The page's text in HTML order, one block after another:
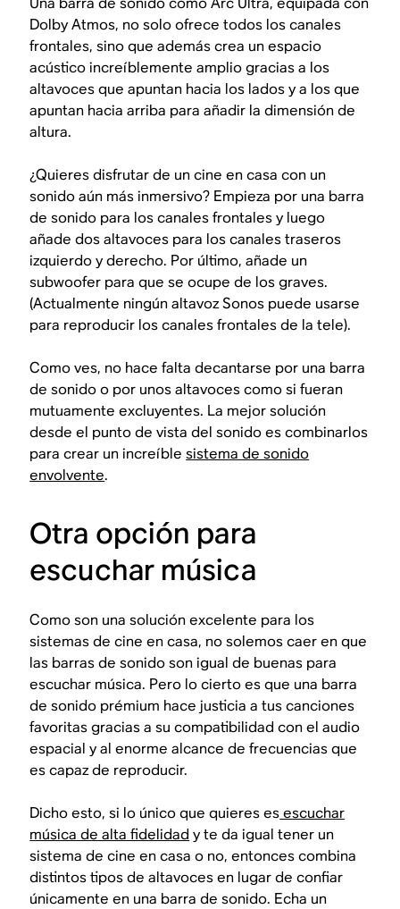
Dolby Atmos, no solo ofrece todos los canales
frontales, sino que además crea un espacio
acústico increíblemente amplio gracias a los
altavoces que apuntan hacia los lados y a los que
apuntan hacia arriba para añadir la dimensión de
altura.
¿Quieres disfrutar de un cine en casa con un
sonido aún más inmersivo? Empieza por una barra
de sonido para los canales frontales y luego
añade dos altavoces para los canales traseros
izquierdo y derecho. Por último, añade un
subwoofer para que se ocupe de los graves.
(Actualmente ningún altavoz Sonos puede usarse
para reproducir los canales frontales de la tele).
Como ves, no hace falta decantarse por una barra
de sonido o por unos altavoces como si fueran
mutuamente excluyentes. La mejor solución
desde el punto de vista del sonido es combinarlos
para crear un increíblesistema de sonido
envolvente.
Otra opción para
escuchar música
Como son una solución excelente para los
sistemas de cine en casa, no solemos caer en que
las barras de sonido son igual de buenas para
escuchar música. Pero lo cierto es que una barra
de sonido prémium hace justicia a tus canciones
favoritas gracias a su compatibilidad con el audio
espacial y al enorme alcance de frecuencias que
es capaz de reproducir.
Dicho esto, si lo único que quieres esescuchar
música de alta fidelidad y te da igual tener un
sistema de cine en casa o no, entonces combina
distintos tipos de altavoces en lugar de confiar
únicamente en una barra de sonido. Echa un